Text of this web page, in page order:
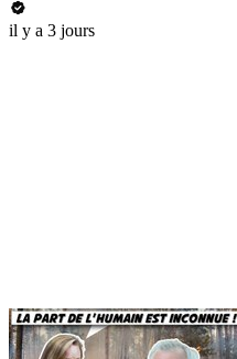
il y a 3 jours